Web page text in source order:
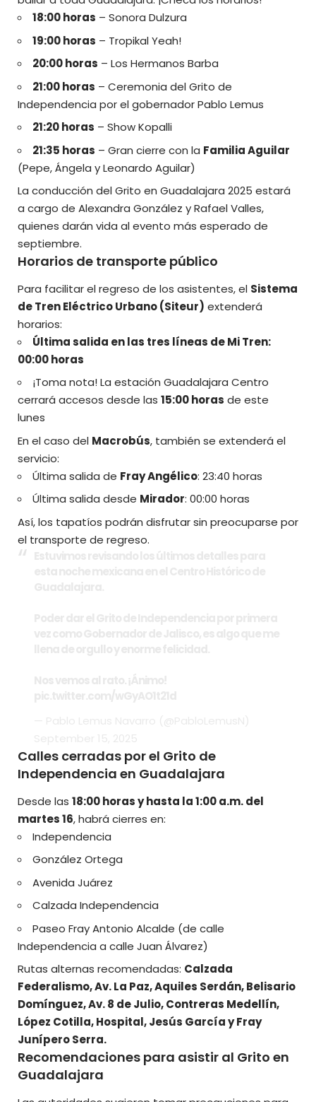
18:00 horas – Sonora Dulzura
19:00 horas – Tropikal Yeah!
20:00 horas – Los Hermanos Barba
21:00 horas – Ceremonia del Grito de
Independencia por el gobernador Pablo Lemus
21:20 horas – Show Kopalli
21:35 horas – Gran cierre con la Familia Aguilar
(Pepe, Ángela y Leonardo Aguilar)
La conducción del Grito en Guadalajara 2025 estará
a cargo de Alexandra González y Rafael Valles,
quienes darán vida al evento más esperado de
septiembre.
Horarios de transporte público
Para facilitar el regreso de los asistentes, el Sistema
de Tren Eléctrico Urbano (Siteur) extenderá
horarios:
Última salida en las tres líneas de Mi Tren:
00:00 horas
¡Toma nota! La estación Guadalajara Centro
cerrará accesos desde las 15:00 horas de este
lunes
En el caso del Macrobús, también se extenderá el
servicio:
Última salida de Fray Angélico: 23:40 horas
Última salida desde Mirador: 00:00 horas
Así, los tapatíos podrán disfrutar sin preocuparse por
el transporte de regreso.
Calles cerradas por el Grito de
Independencia en Guadalajara
Desde las 18:00 horas y hasta la 1:00 a.m. del
martes 16, habrá cierres en:
Independencia
González Ortega
Avenida Juárez
Calzada Independencia
Paseo Fray Antonio Alcalde (de calle
Independencia a calle Juan Álvarez)
Rutas alternas recomendadas: Calzada
Federalismo, Av. La Paz, Aquiles Serdán, Belisario
Domínguez, Av. 8 de Julio, Contreras Medellín,
López Cotilla, Hospital, Jesús García y Fray
Junípero Serra.
Recomendaciones para asistir al Grito en
Guadalajara